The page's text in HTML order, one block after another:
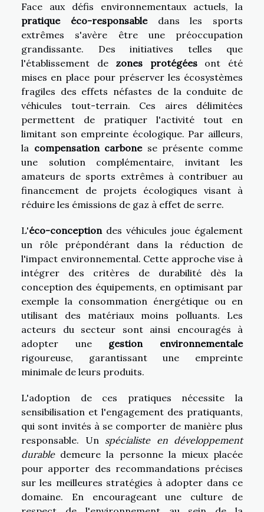
Face aux défis environnementaux actuels, la
pratique éco-responsabledans les sports
extrêmes s'avère être une préoccupation
grandissante. Des initiatives telles que
l'établissement de zones protégéesont été
mises en place pour préserver les écosystèmes
fragiles des effets néfastes de la conduite de
véhicules tout-terrain. Ces aires délimitées
permettent de pratiquer l'activité tout en
limitant son empreinte écologique. Par ailleurs,
la compensation carbonese présente comme
une solution complémentaire, invitant les
amateurs de sports extrêmes à contribuer au
financement de projets écologiques visant à
réduire les émissions de gaz à effet de serre.
L'éco-conceptiondes véhicules joue également
un rôle prépondérant dans la réduction de
l'impact environnemental. Cette approche vise à
intégrer des critères de durabilité dès la
conception des équipements, en optimisant par
exemple la consommation énergétique ou en
utilisant des matériaux moins polluants. Les
acteurs du secteur sont ainsi encouragés à
adopter une gestion environnementale
rigoureuse, garantissant une empreinte
minimale de leurs produits.
L'adoption de ces pratiques nécessite la
sensibilisation et l'engagement des pratiquants,
qui sont invités à se comporter de manière plus
responsable. Un spécialiste en développement
durabledemeure la personne la mieux placée
pour apporter des recommandations précises
sur les meilleures stratégies à adopter dans ce
domaine. En encourageant une culture de